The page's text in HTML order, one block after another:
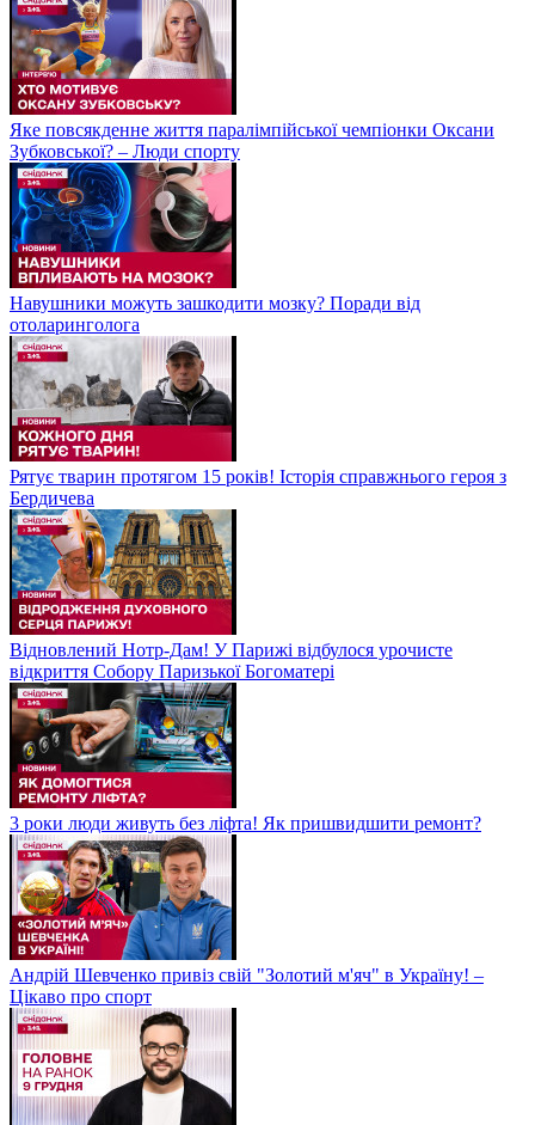
Яке повсякденне життя паралімпійської чемпіонки Оксани
Зубковської? – Люди спорту
Навушники можуть зашкодити мозку? Поради від
отоларинголога
Рятує тварин протягом 15 років! Історія справжнього героя з
Бердичева
Відновлений Нотр-Дам! У Парижі відбулося урочисте
відкриття Собору Паризької Богоматері
3 роки люди живуть без ліфта! Як пришвидшити ремонт?
Андрій Шевченко привіз свій "Золотий м'яч" в Україну! –
Цікаво про спорт